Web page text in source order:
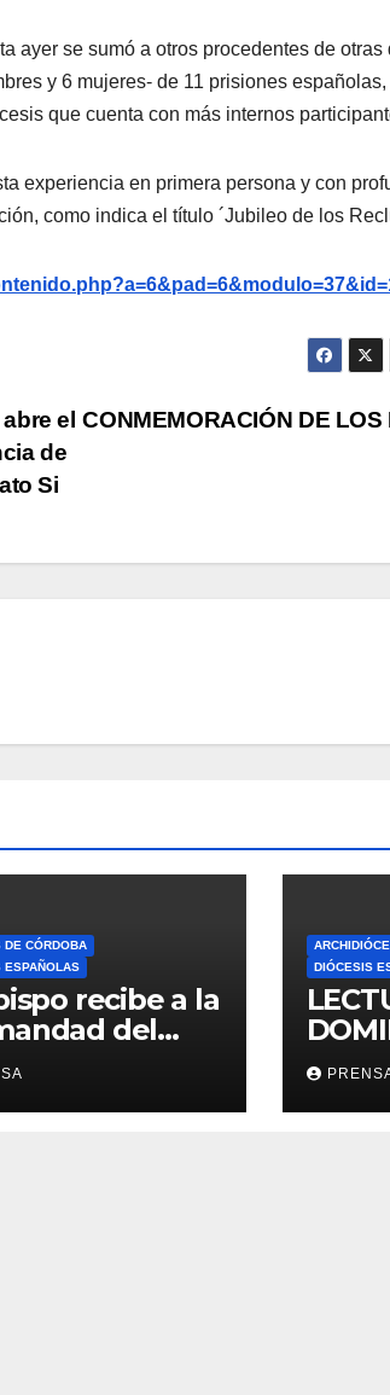
se sumó a otros procedentes de
y 6 mujeres- de 11 prisiones
que cuenta con más internos
experiencia en primera persona y con
como indica el título ´Jubileo de los
CONMEMORACIÓN DE
el
de
Si
DE CÓRDOBA
ESPAÑOLAS
recibe a la
del
DIÓCESIS